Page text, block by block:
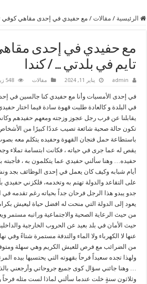
الرئيسية / مقالات / مع حفيدي في إحدى مقاهي كوفي
مع حفيدي في إحدى
تايم في بلدتي … / كندا
admin يناير 11, 2024 مقالات 548 زيارة
في إحدى الأمسيات وأنا مع حفيدي كنا جالسين في
في البلدة و كالعادة طلبت قهوة سادة فيما اختار
يقابلنا عن قرب رجل عجوز وزجته ومعهم حفيدهم
تكون حالة صحية شائعة تصيب عددًا كبيرًا من
باستطاعة حمل فنجان القهوة وحفيده يتكلم معه
يقص له عما جرى في حياته ، فكانت ابتسامة تملاء
حفيده… وهنا سألني حفيدي عما يتكلمون به ، فأجبته
أيام شبابه وكيف كان يعمل في إحدى الوظائف بجد
على التقاعد والدولة تهتم به وتخدمه، فلكزني حفيدي
جدو يبدو هذا الرجل فرحان جداً بحياته رغم تقدمه
يعود إلى الدولة التي منحت له افضل حياة ليعيش
من حيث الرعاية الصحية والاجتماعية وراتبه
حيث الأمان في بلد بعيد عن الحروب الخارجية
عنها لا الكهرباء ولا الماء والتدفة مستمرة شتاءً وفي
من الضرائب مع فرص للعيش الكريم وهي سهلة
ولهذا تجده سعيداً فرحاً بقهوته التي يحتسيها بيده
… وهنا جائني سؤال كوى جميع جروحاتي وأرجعني
وثلاثون سنةٍ خلت عندما سألني لماذا لست مثله فرحاً